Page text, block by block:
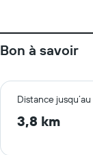
Bon à savoir
Distance
3,8 km